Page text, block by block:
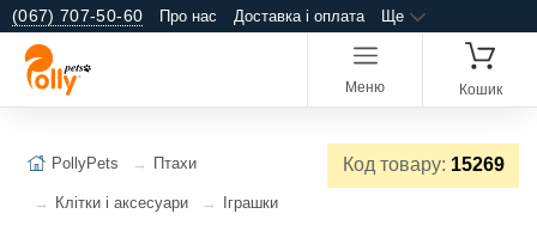
(067) 707-50-60 Про нас Доставка і оплата Ще
Меню Кошик
Код товару: 15269
PollyPets Птахи
Клітки і аксесуари Іграшки